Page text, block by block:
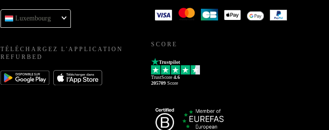
Luxembourg
TÉLÉCHARGEZ L'APPLICATION
REFURBED
SCORE
Trustpilot
TrustScore 4.6
205709 Score